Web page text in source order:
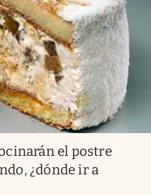
el postre
¿dónde ir a